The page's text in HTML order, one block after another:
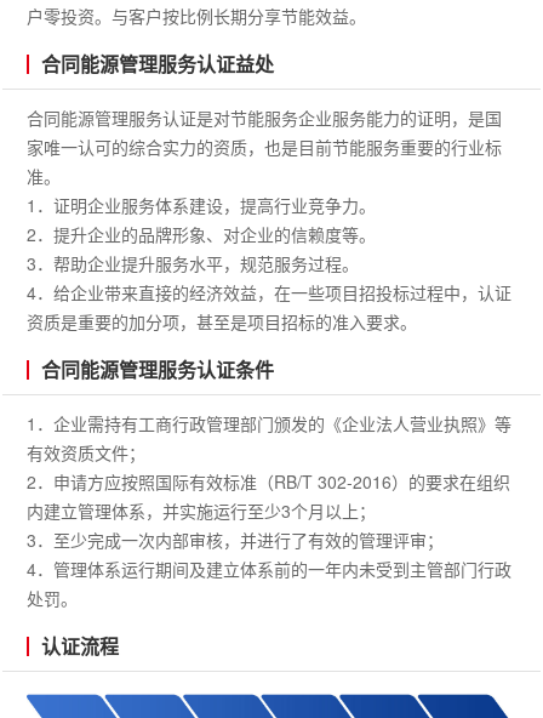
户零投资。与客户按比例长期分享节能效益。
合同能源管理服务认证益处
合同能源管理服务认证是对节能服务企业服务能力的证明，是国
家唯一认可的综合实力的资质，也是目前节能服务重要的行业标
准。
1．证明企业服务体系建设，提高行业竞争力。
2．提升企业的品牌形象、对企业的信赖度等。
3．帮助企业提升服务水平，规范服务过程。
4．给企业带来直接的经济效益，在一些项目招投标过程中，认证
资质是重要的加分项，甚至是项目招标的准入要求。
合同能源管理服务认证条件
1．企业需持有工商行政管理部门颁发的《企业法人营业执照》等
有效资质文件；
2．申请方应按照国际有效标准（RB/T 302-2016）的要求在组织
内建立管理体系，并实施运行至少3个月以上；
3．至少完成一次内部审核，并进行了有效的管理评审；
4．管理体系运行期间及建立体系前的一年内未受到主管部门行政
处罚。
认证流程